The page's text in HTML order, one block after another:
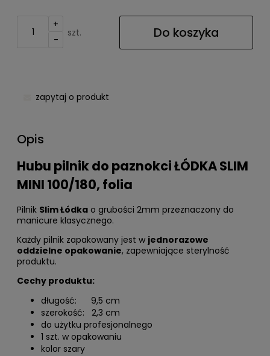
+
-
szt. Do koszyka
zapytaj o produkt
Opis
Hubu pilnik do paznokci ŁÓDKA SLIM
MINI 100/180, folia
Pilnik Slim Łódka o grubości 2mm przeznaczony do
manicure klasycznego.
Każdy pilnik zapakowany jest w jednorazowe
oddzielne opakowanie, zapewniające sterylność
produktu.
Cechy produktu:
długość: 9,5 cm
szerokość: 2,3 cm
do użytku profesjonalnego
1 szt. w opakowaniu
kolor szary